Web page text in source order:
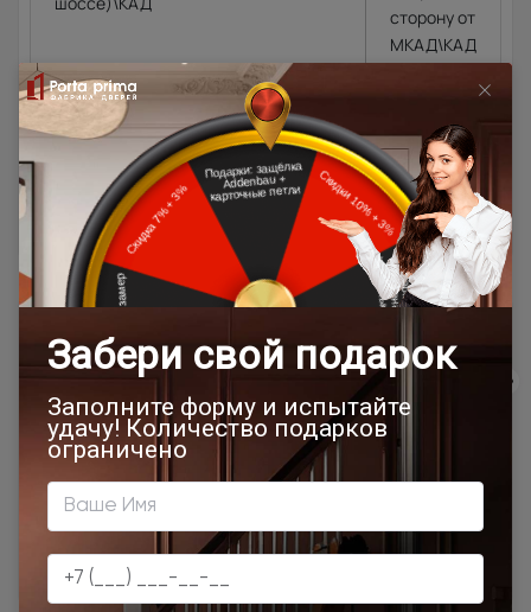
сторону от
МКАД\КАД
Доставка в регионы осуществляется по тарифам нашего
дилера в данном регионе или, при заказе через запрос с
сайта, отдельно рассчитывается менеджером интернет-
магазина.
Подробная информация о доставке
Товар относится к категориям:
500x1900 Межкомнатные двери 55х190 см
Двери модерн
Стильные современные межкомнатные двери
600x2000 700x1900 700x2000
900x2000
800х1950 800x2000 900x2200 600x1950
1000x2100 800x2400
Двери межкомнатные 1000х2000 мм 900x1900
800x2100 800x2200